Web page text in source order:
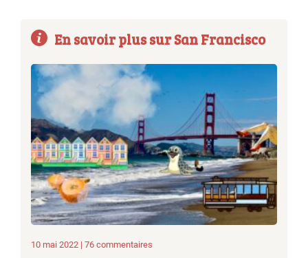
En savoir plus sur San Francisco
10 mai 2022 | 76 commentaires